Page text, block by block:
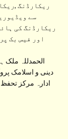
ریکارڈنگ
سے
ریکارڈنگ کی
اور فیس بک
الحمدللہ ملک
دینی و اسلامک
ادارہ مرکز تحفظ